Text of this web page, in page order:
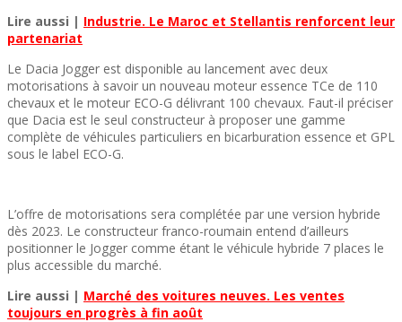
Lire aussi | Industrie. Le Maroc et Stellantis renforcent leur
partenariat
Le Dacia Jogger est disponible au lancement avec deux
motorisations à savoir un nouveau moteur essence TCe de 110
chevaux et le moteur ECO-G délivrant 100 chevaux. Faut-il préciser
que Dacia est le seul constructeur à proposer une gamme
complète de véhicules particuliers en bicarburation essence et GPL
sous le label ECO-G.
L’offre de motorisations sera complétée par une version hybride
dès 2023. Le constructeur franco-roumain entend d’ailleurs
positionner le Jogger comme étant le véhicule hybride 7 places le
plus accessible du marché.
Lire aussi | Marché des voitures neuves. Les ventes
toujours en progrès à fin août